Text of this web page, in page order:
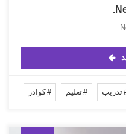
تدريب تعليم كوادر